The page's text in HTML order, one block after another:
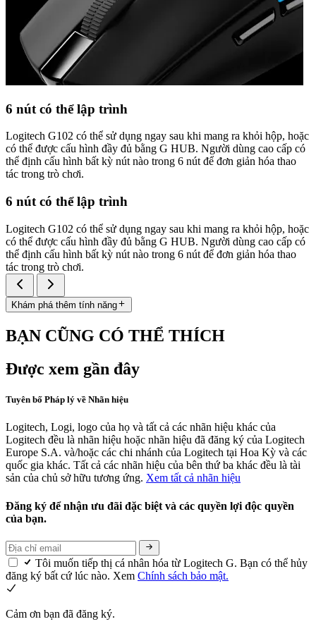
6 nút có thể lập trình
Logitech G102 có thể sử dụng ngay sau khi mang ra khỏi hộp, hoặc
có thể được cấu hình đầy đủ bằng G HUB. Người dùng cao cấp có
thể định cấu hình bất kỳ nút nào trong 6 nút để đơn giản hóa thao
tác trong trò chơi.
6 nút có thể lập trình
Logitech G102 có thể sử dụng ngay sau khi mang ra khỏi hộp, hoặc
có thể được cấu hình đầy đủ bằng G HUB. Người dùng cao cấp có
thể định cấu hình bất kỳ nút nào trong 6 nút để đơn giản hóa thao
tác trong trò chơi.
Khám phá thêm tính năng
BẠN CŨNG CÓ THỂ THÍCH
Được xem gần đây
Tuyên bố Pháp lý về Nhãn hiệu
Logitech, Logi, logo của họ và tất cả các nhãn hiệu khác của
Logitech đều là nhãn hiệu hoặc nhãn hiệu đã đăng ký của Logitech
Europe S.A. và/hoặc các chi nhánh của Logitech tại Hoa Kỳ và các
quốc gia khác. Tất cả các nhãn hiệu của bên thứ ba khác đều là tài
sản của chủ sở hữu tương ứng. Xem tất cả nhãn hiệu
Đăng ký để nhận ưu đãi đặc biệt và các quyền lợi độc quyền
của bạn.
Tôi muốn tiếp thị cá nhân hóa từ Logitech G. Bạn có thể hủy
đăng ký bất cứ lúc nào. Xem Chính sách bảo mật.
Cảm ơn bạn đã đăng ký.